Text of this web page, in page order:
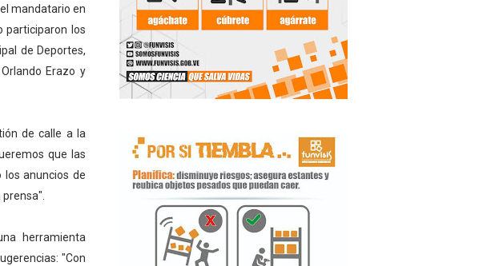
y atención territorial
Cherenkov de agua
mandatario en
participaron los
de Deportes,
Erazo y
de calle a la
que las
los anuncios de
herramienta
"Con